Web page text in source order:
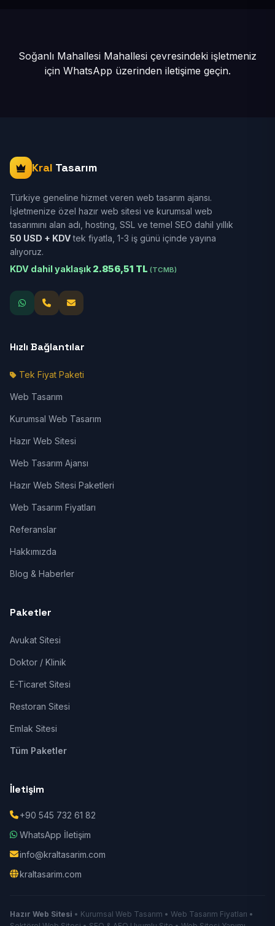
Soğanlı Mahallesi Mahallesi çevresindeki işletmeniz
için WhatsApp üzerinden iletişime geçin.
Kral Tasarım
Türkiye geneline hizmet veren web tasarım ajansı.
İşletmenize özel hazır web sitesi ve kurumsal web
tasarımını alan adı, hosting, SSL ve temel SEO dahil yıllık
50 USD + KDVtek fiyatla, 1-3 iş günü içinde yayına
alıyoruz.
KDV dahil yaklaşık 2.856,51 TL (TCMB)
Hızlı Bağlantılar
Tek Fiyat Paketi
Web Tasarım
Kurumsal Web Tasarım
Hazır Web Sitesi
Web Tasarım Ajansı
Hazır Web Sitesi Paketleri
Web Tasarım Fiyatları
Referanslar
Hakkımızda
Blog & Haberler
Paketler
Avukat Sitesi
Doktor / Klinik
E-Ticaret Sitesi
Restoran Sitesi
Emlak Sitesi
Tüm Paketler
İletişim
+90 545 732 61 82
WhatsApp İletişim
info@kraltasarim.com
kraltasarim.com
Hazır Web Sitesi • Kurumsal Web Tasarım • Web Tasarım Fiyatları •